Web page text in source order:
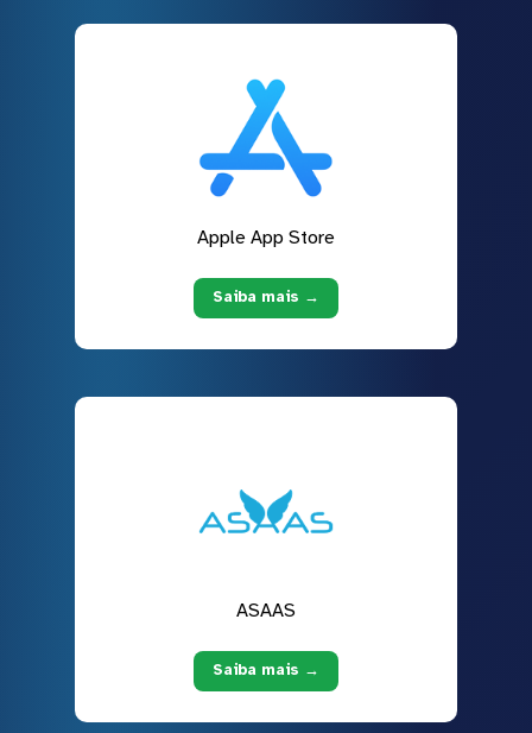
Apple App Store
Saiba mais →
ASAAS
Saiba mais →